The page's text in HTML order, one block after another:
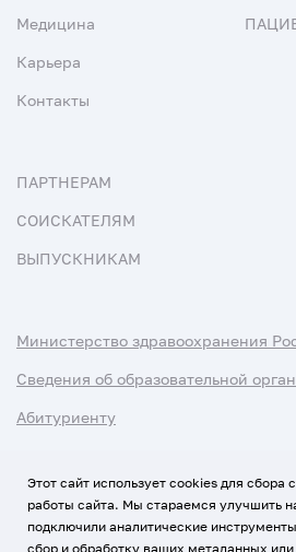
Медицина
Карьера
Контакты
ПАРТНЕРАМ
СОИСКАТЕЛЯМ
ВЫПУСКНИКАМ
Министерство здравоохранения
Сведения об образовательной
Абитуриенту
Политика обработки персональных данных
Этот сайт использует cookies для сбора
работы сайта. Мы стараемся улучшить
подключили аналитические
сбор и обработку ваших метаданных